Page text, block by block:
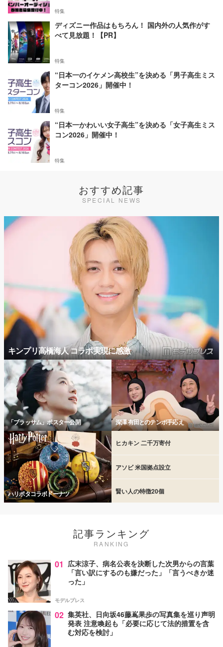
特集
ディズニー作品はもちろん！ 国内外の人気作がす
べて見放題！【PR】
特集
“日本一のイケメン高校生”を決める「男子高生ミス
ターコン2026」開催中！
特集
“日本一かわいい女子高生”を決める「女子高生ミス
コン2026」開催中！
特集
おすすめ記事
SPECIAL NEWS
キンプリ高橋海人 コラボ実現に感激
「ブラッサム」ポスター公開 深澤 有田とのテンポ手応え
ハリポタコラボドーナツ
ヒカキン 二千万寄付
アソビ 米国拠点設立
賢い人の特徴20個
記事ランキング
RANKING
01 広末涼子、病名公表を決断した次男からの言葉
「言い訳にするのも嫌だった」「言うべきか迷
った」
モデルプレス
02 集英社、日向坂46藤嶌果歩の写真集を巡り声明
発表 注意喚起も「必要に応じて法的措置を含
む対応を検討」